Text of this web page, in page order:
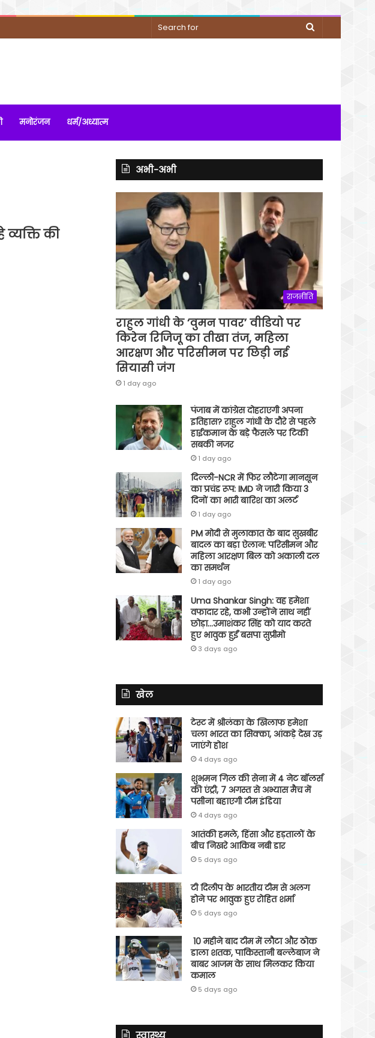
Search
मनोरंजन धर्म/अध्यात्म
की
अभी-अभी
राजनीति
राहुल गांधी के ‘वुमन पावर’ वीडियो पर
किरेन रिजिजू का तीखा तंज, महिला
आरक्षण और परिसीमन पर छिड़ी नई
सियासी जंग
1 day ago
पंजाब में कांग्रेस दोहराएगी अपना
इतिहास? राहुल गांधी के दौरे से पहले
हाईकमान के बड़े फैसले पर टिकी
सबकी नजर
1 day ago
दिल्ली-NCR में फिर लौटेगा मानसून
का प्रचंड रूप: IMD ने जारी किया 3
दिनों का भारी बारिश का अलर्ट
1 day ago
PM मोदी से मुलाकात के बाद सुखबीर
बादल का बड़ा ऐलान: परिसीमन और
महिला आरक्षण बिल को अकाली दल
का समर्थन
1 day ago
Uma Shankar Singh: वह हमेशा
वफादार रहे, कभी उन्होंने साथ नहीं
छोड़ा…उमाशंकर सिंह को याद करते
हुए भावुक हुईं बसपा सुप्रीमो
3 days ago
खेल
टेस्ट में श्रीलंका के खिलाफ हमेशा
चला भारत का सिक्का, आंकड़े देख उड़
जाएंगे होश
4 days ago
शुभमन गिल की सेना में 4 नेट बॉलर्स
की एंट्री, 7 अगस्त से अभ्यास मैच में
पसीना बहाएगी टीम इंडिया
4 days ago
आतंकी हमले, हिंसा और हड़तालों के
बीच निखरे आकिब नबी डार
5 days ago
टी दिलीप के भारतीय टीम से अलग
होने पर भावुक हुए रोहित शर्मा
5 days ago
10 महीने बाद टीम में लौटा और ठोक
डाला शतक, पाकिस्तानी बल्लेबाज ने
बाबर आजम के साथ मिलकर किया
कमाल
5 days ago
स्वास्थ्य